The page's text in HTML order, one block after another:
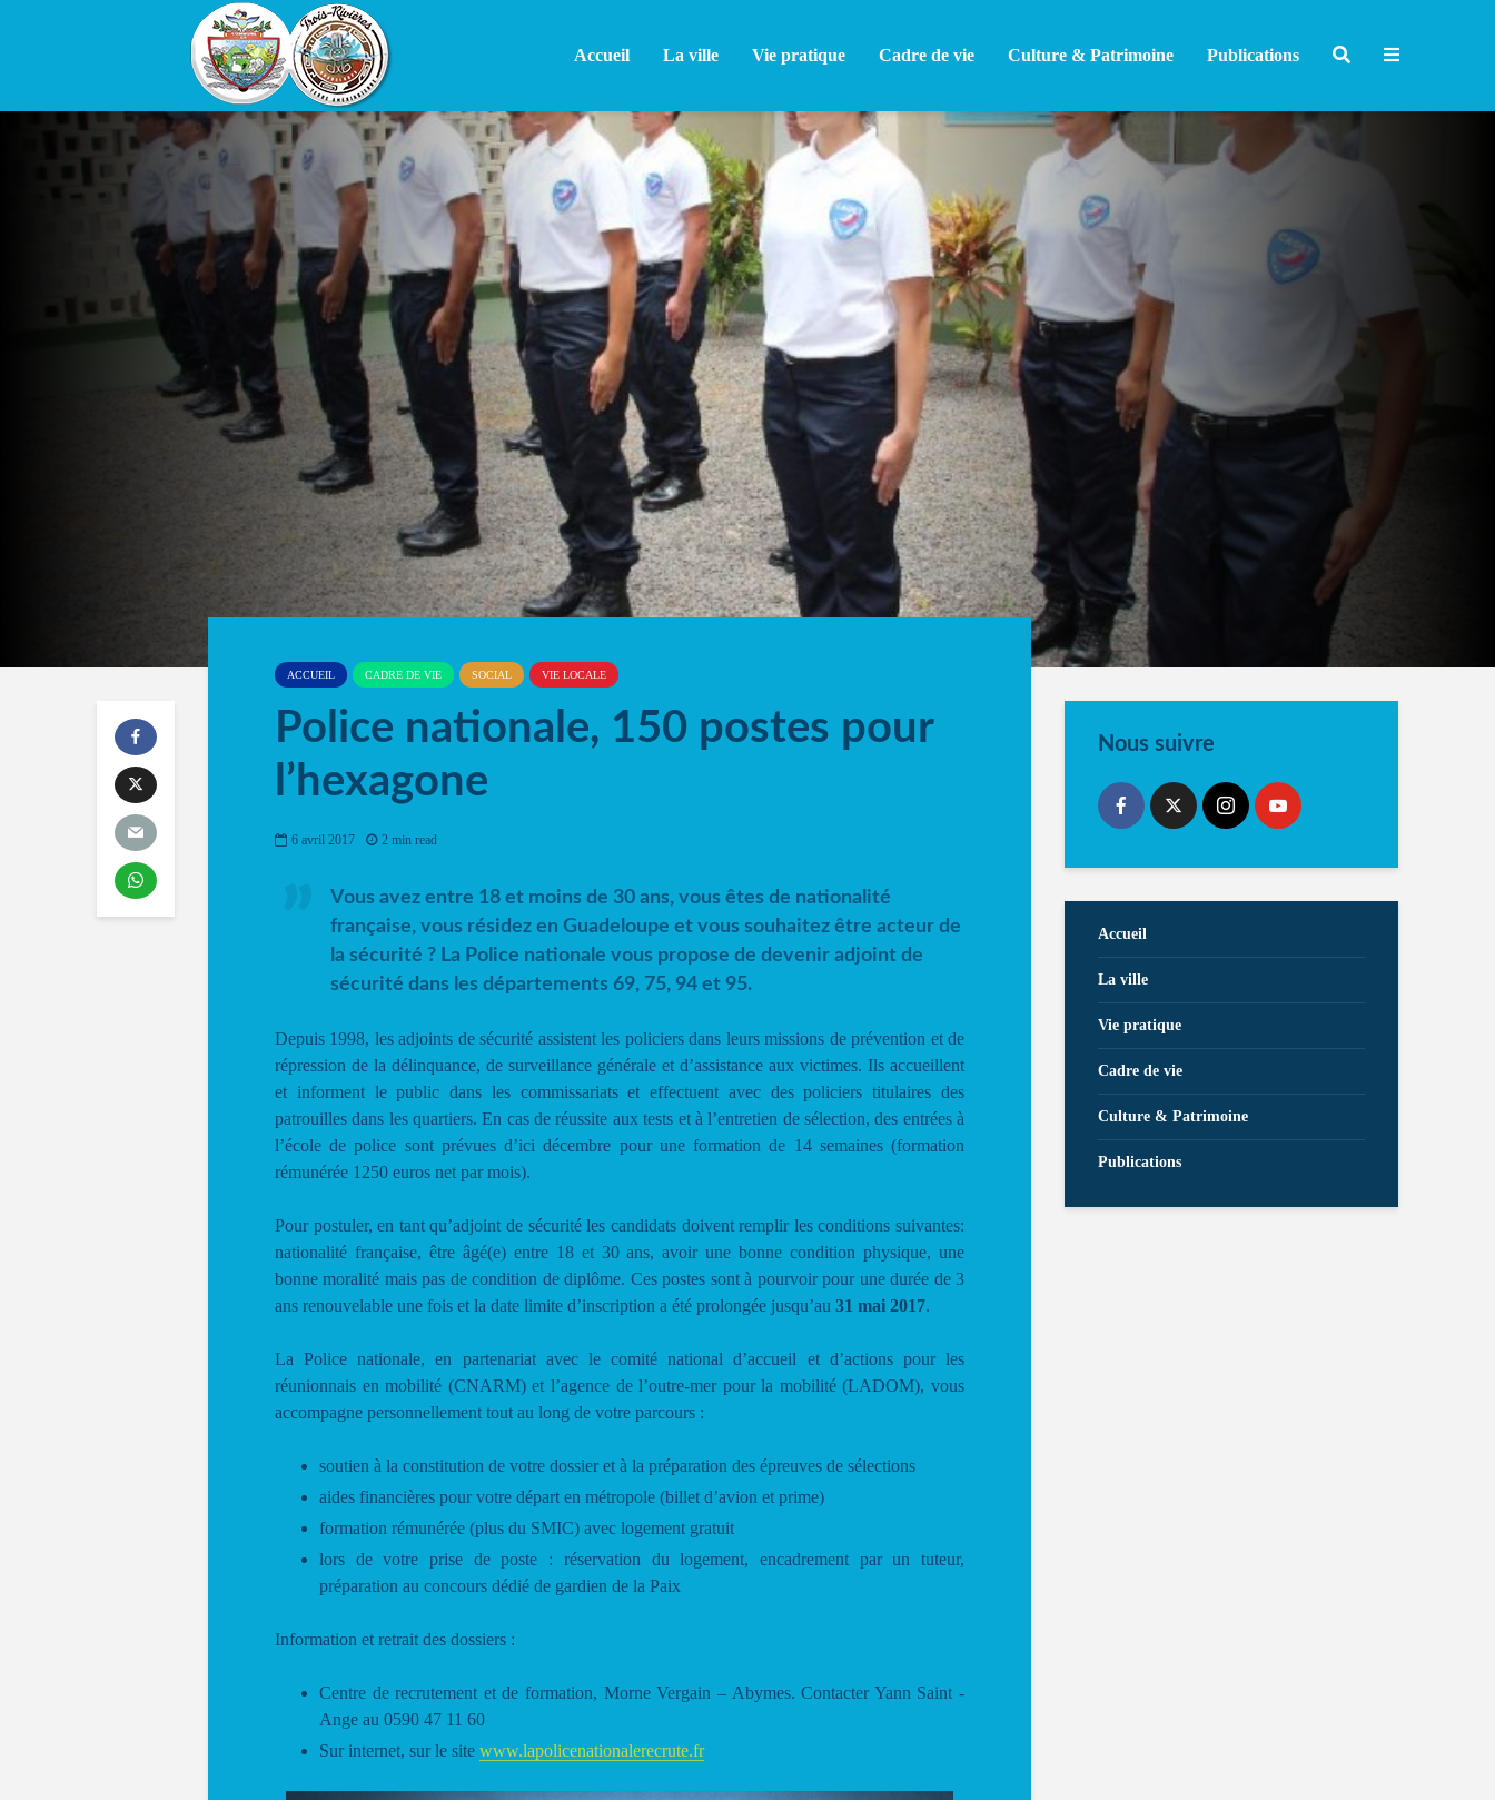
Accueil La ville Vie pratique Cadre de vie Culture & Patrimoine Publications
ACCUEIL CADRE DE VIE SOCIAL VIE LOCALE
Police nationale, 150 postes pour
l’hexagone
6 avril 2017 2 min read
Vous avez entre 18 et moins de 30 ans, vous êtes de nationalité
française, vous résidez en Guadeloupe et vous souhaitez être acteur de
la sécurité ? La Police nationale vous propose de devenir adjoint de
sécurité dans les départements 69, 75, 94 et 95.
Depuis 1998, les adjoints de sécurité assistent les policiers dans leurs missions de prévention et de
répression de la délinquance, de surveillance générale et d’assistance aux victimes. Ils accueillent
et informent le public dans les commissariats et effectuent avec des policiers titulaires des
patrouilles dans les quartiers. En cas de réussite aux tests et à l’entretien de sélection, des entrées à
l’école de police sont prévues d’ici décembre pour une formation de 14 semaines (formation
rémunérée 1250 euros net par mois).
Pour postuler, en tant qu’adjoint de sécurité les candidats doivent remplir les conditions suivantes:
nationalité française, être âgé(e) entre 18 et 30 ans, avoir une bonne condition physique, une
bonne moralité mais pas de condition de diplôme. Ces postes sont à pourvoir pour une durée de 3
ans renouvelable une fois et la date limite d’inscription a été prolongée jusqu’au 31 mai 2017.
La Police nationale, en partenariat avec le comité national d’accueil et d’actions pour les
réunionnais en mobilité (CNARM) et l’agence de l’outre-mer pour la mobilité (LADOM), vous
accompagne personnellement tout au long de votre parcours :
soutien à la constitution de votre dossier et à la préparation des épreuves de sélections
aides financières pour votre départ en métropole (billet d’avion et prime)
formation rémunérée (plus du SMIC) avec logement gratuit
lors de votre prise de poste : réservation du logement, encadrement par un tuteur,
préparation au concours dédié de gardien de la Paix
Information et retrait des dossiers :
Centre de recrutement et de formation, Morne Vergain – Abymes. Contacter Yann Saint -
Ange au 0590 47 11 60
Sur internet, sur le site www.lapolicenationalerecrute.fr
Nous suivre
Accueil
La ville
Vie pratique
Cadre de vie
Culture & Patrimoine
Publications